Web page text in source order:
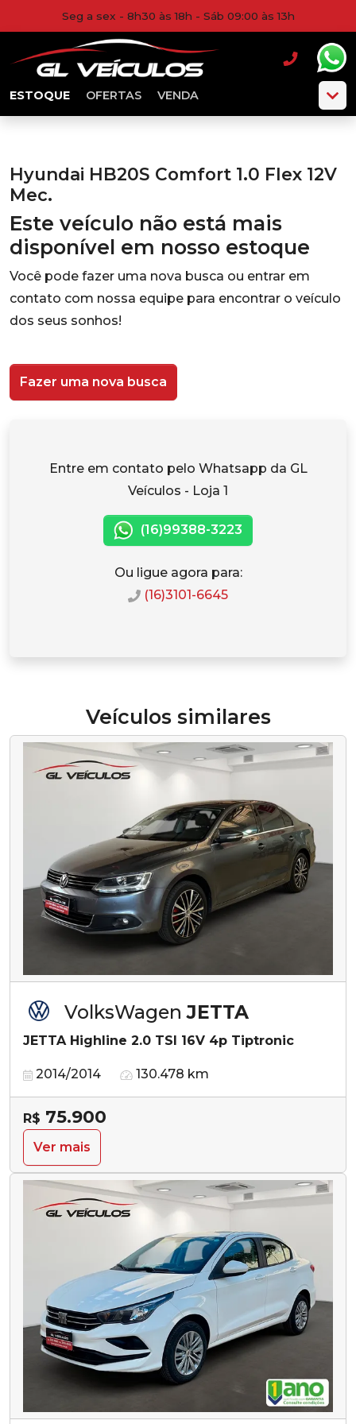
Seg a sex - 8h30 às 18h - Sáb 09:00 às 13h
ESTOQUE OFERTAS VENDA
Hyundai HB20S Comfort 1.0 Flex 12V
Mec.
Este veículo não está mais
disponível em nosso estoque
Você pode fazer uma nova busca ou entrar em
contato com nossa equipe para encontrar o veículo
dos seus sonhos!
Fazer uma nova busca
Entre em contato pelo Whatsapp da GL
Veículos - Loja 1
(16)99388-3223
Ou ligue agora para:
(16)3101-6645
Veículos similares
VolksWagenJETTA
JETTA Highline 2.0 TSI 16V 4p Tiptronic
2014/2014 130.478 km
R$ 75.900
Ver mais